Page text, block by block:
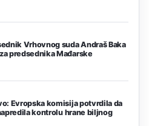
Vrhovnog suda Andraš Baka
predsednika Mađarske
Evropska komisija potvrdila da
kontrolu hrane biljnog